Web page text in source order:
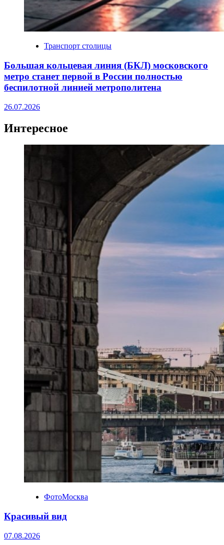
Транспорт столицы
Большая кольцевая линия (БКЛ) московского
метро станет первой в России полностью
беспилотной линией метрополитена
26.07.2026
Интересное
ФотоМосква
Красивый вид
07.08.2026